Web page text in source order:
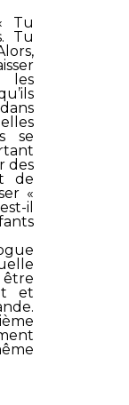
Tu
Tu
les
se
des
de
«
il
et